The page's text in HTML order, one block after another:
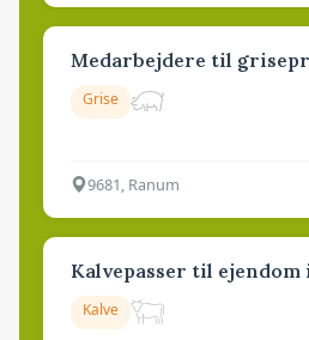
Medarbejdere til
Grise
9681, Ranum
Kalvepasser til
Kalve